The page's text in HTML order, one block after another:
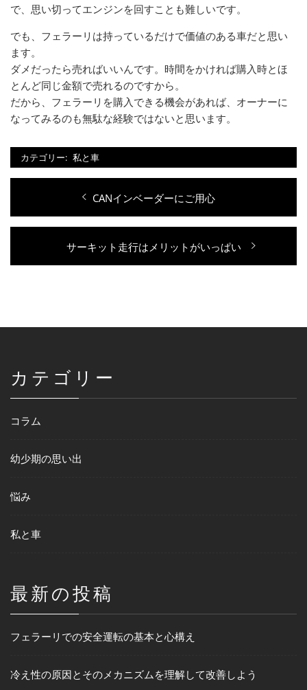
で、思い切ってエンジンを回すことも難しいです。
でも、フェラーリは持っているだけで価値のある車だと思い
ます。
ダメだったら売ればいいんです。時間をかければ購入時とほ
とんど同じ金額で売れるのですから。
だから、フェラーリを購入できる機会があれば、オーナーに
なってみるのも無駄な経験ではないと思います。
カテゴリー: 私と車
稿
ナ
シ
ン
過
去
の
投
稿:
CANインベーダーにご用心
次
の
サーキット走行はメリットがいっぱい
カテゴリー
コラム
幼少期の思い出
悩み
私と車
最新の投稿
フェラーリでの安全運転の基本と心構え
冷え性の原因とそのメカニズムを理解して改善しよう